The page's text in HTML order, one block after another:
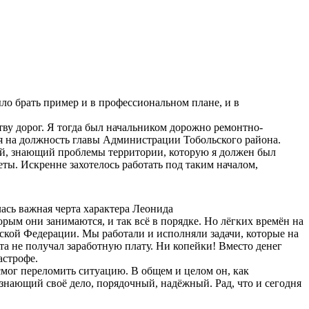
брать пример и в профессиональном плане, и в
дорог. Я тогда был начальником дорожно ремонтно-
на должность главы Администрации Тобольского района.
знающий проблемы территории, которую я должен был
Искренне захотелось работать под таким началом,
важная черта характера Леонида
они занимаются, и так всё в порядке. Но лёгких времён на
Федерации. Мы работали и исполняли задачи, которые на
не получал заработную плату. Ни копейки! Вместо денег
переломить ситуацию. В общем и целом он, как
своё дело, порядочный, надёжный. Рад, что и сегодня